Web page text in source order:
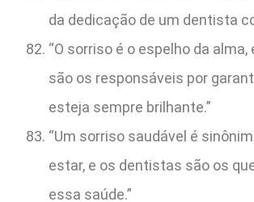
da dedicação de um dentista
“O sorriso é o espelho da
são os responsáveis por
esteja sempre brilhante.”
“Um sorriso saudável é
estar, e os dentistas são os
essa saúde.”